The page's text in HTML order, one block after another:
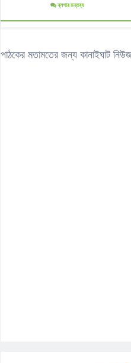
ব্লগার মন্তব্য
পাঠকের মতামতের জন্য কানাইঘাট